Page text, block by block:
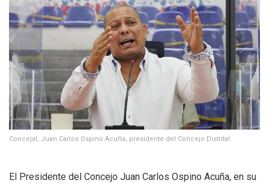
Concejal, Juan Carlos Ospino Acuña, presidente del Concejo Distrital
El Presidente del Concejo Juan Carlos Ospino Acuña, en su